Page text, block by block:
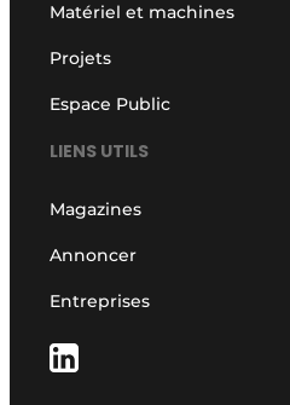
Matériel et machines
Projets
Espace Public
LIENS UTILS
Magazines
Annoncer
Entreprises